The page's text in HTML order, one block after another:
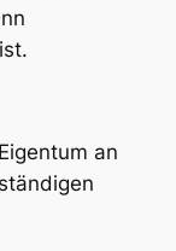
an